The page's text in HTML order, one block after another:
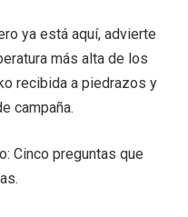
ya está aquí, advierte
más alta de los
recibida a piedrazos y
campaña.
Cinco preguntas que